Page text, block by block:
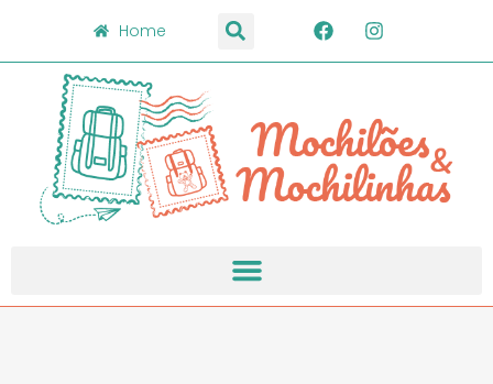
Home